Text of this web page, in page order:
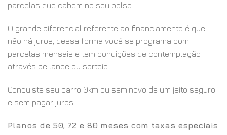
parcelas que cabem no seu bolso.
O grande diferencial referente ao financiamento é que
não há juros, dessa forma você se programa com
parcelas mensais e tem condições de contemplação
através de lance ou sorteio.
Conquiste seu carro 0km ou seminovo de um jeito seguro
e sem pagar juros.
Planos de 50, 72 e 80 meses com taxas especiais